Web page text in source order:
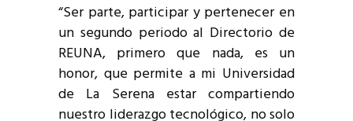
“Ser parte, participar y pertenecer en
un segundo periodo al Directorio de
REUNA, primero que nada, es un
honor, que permite a mi Universidad
de La Serena estar compartiendo
nuestro liderazgo tecnológico, no solo